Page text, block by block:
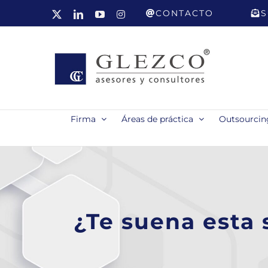
LinkedInYouTubeInstagramCONTACTO
Firma Áreas de práctica
¿Te suena